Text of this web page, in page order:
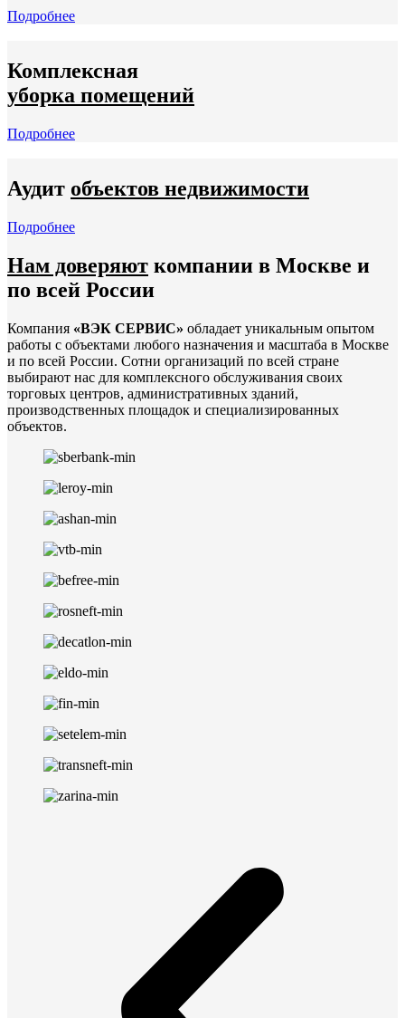
Подробнее
Комплексная
уборка помещений
Подробнее
Аудит объектов недвижимости
Подробнее
Нам доверяют компании в Москве и
по всей России
Компания «ВЭК СЕРВИС» обладает уникальным опытом
работы с объектами любого назначения и масштаба в Москве
и по всей России. Сотни организаций по всей стране
выбирают нас для комплексного обслуживания своих
торговых центров, административных зданий,
производственных площадок и специализированных
объектов.